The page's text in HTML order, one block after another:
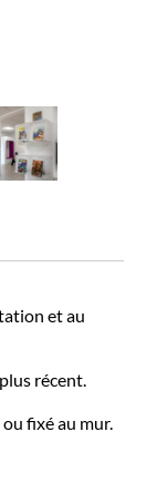
et au
récent.
fixé au mur.